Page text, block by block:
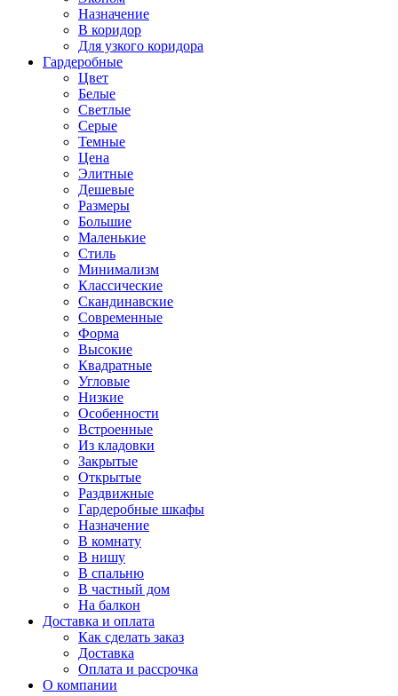
Назначение
В коридор
Для узкого коридора
Гардеробные
Цвет
Белые
Светлые
Серые
Темные
Цена
Элитные
Дешевые
Размеры
Большие
Маленькие
Стиль
Минимализм
Классические
Скандинавские
Современные
Форма
Высокие
Квадратные
Угловые
Низкие
Особенности
Встроенные
Из кладовки
Закрытые
Открытые
Раздвижные
Гардеробные шкафы
Назначение
В комнату
В нишу
В спальню
В частный дом
На балкон
Доставка и оплата
Как сделать заказ
Доставка
Оплата и рассрочка
О компании